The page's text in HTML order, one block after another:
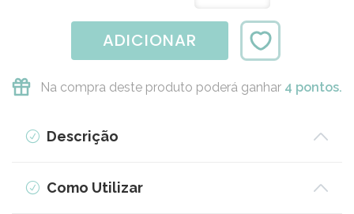
ADICIONAR
Na compra deste produto poderá ganhar 4 pontos.
Descrição
Como Utilizar